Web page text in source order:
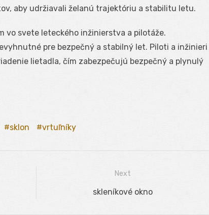
aby udržiavali želanú trajektóriu a stabilitu letu.
vo svete leteckého inžinierstva a pilotáže.
pre bezpečný a stabilný let. Piloti a inžinieri
lietadla, čím zabezpečujú bezpečný a plynulý
sklon vrtuľníky
Next
Next
skleníkové okno